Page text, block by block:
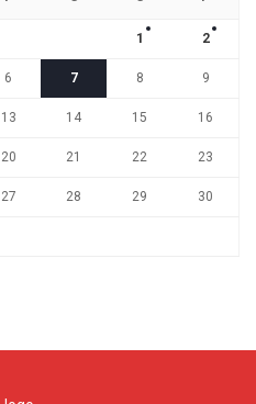
1 2
6 7 8 9
13 14 15 16
20 21 22 23
27 28 29 30